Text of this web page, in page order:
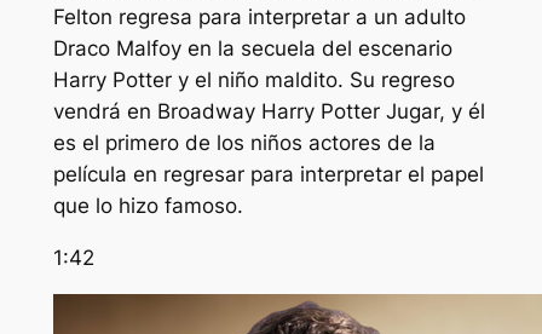
Felton regresa para interpretar a un adulto
Draco Malfoy en la secuela del escenario
Harry Potter y el niño maldito. Su regreso
vendrá en Broadway Harry PotterJugar, y él
es el primero de los niños actores de la
película en regresar para interpretar el papel
que lo hizo famoso.
1:42